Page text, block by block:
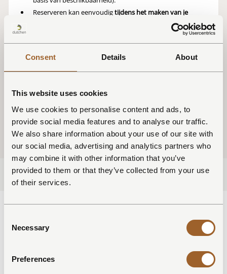
Consent Details About
This website uses cookies
We use cookies to personalise content and ads, to
provide social media features and to analyse our traffic.
We also share information about your use of our site with
our social media, advertising and analytics partners who
may combine it with other information that you’ve
provided to them or that they’ve collected from your use
of their services.
Selection
Necessary
Preferences
Reserveren kan eenvoudigtijdens het maken van je
NAAR SCHOORL